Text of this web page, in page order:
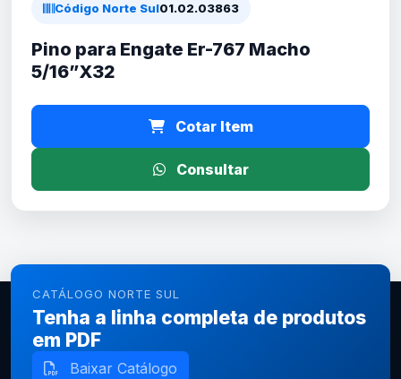
Código Norte Sul01.02.03863
Pino para Engate Er-767 Macho
5/16”X32
Cotar Item
Consultar
CATÁLOGO NORTE SUL
Tenha a linha completa de produtos
em PDF
Baixar Catálogo